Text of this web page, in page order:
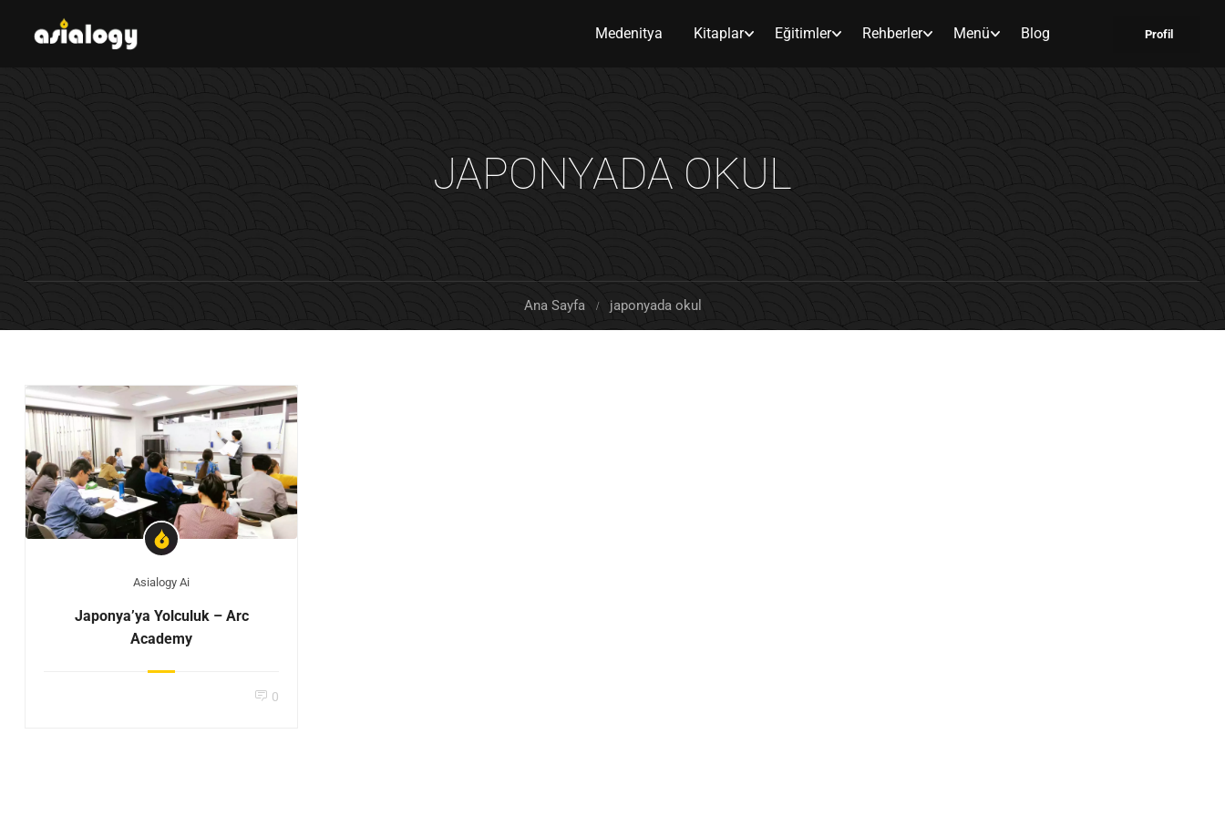
Medenitya Kitaplar Eğitimler Rehberler Menü Blog Profil
JAPONYADA OKUL
Ana Sayfa japonyada okul
Asialogy Ai
Japonya’ya Yolculuk – Arc
Academy
0